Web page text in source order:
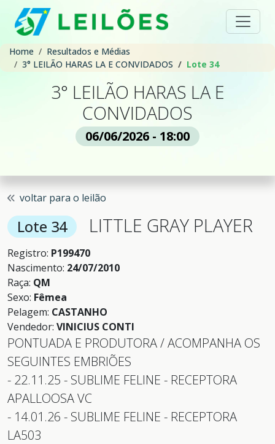
Home
Resultados e Médias
3° LEILÃO HARAS LA E CONVIDADOS
Lote 34
3° LEILÃO HARAS LA E
CONVIDADOS
06/06/2026 - 18:00
voltar para o leilão
Lote 34 LITTLE GRAY PLAYER
Registro: P199470
Nascimento: 24/07/2010
Raça: QM
Sexo: Fêmea
Pelagem: CASTANHO
Vendedor: VINICIUS CONTI
PONTUADA E PRODUTORA / ACOMPANHA OS
SEGUINTES EMBRIÕES
- 22.11.25 - SUBLIME FELINE - RECEPTORA
APALLOOSA VC
- 14.01.26 - SUBLIME FELINE - RECEPTORA
LA503